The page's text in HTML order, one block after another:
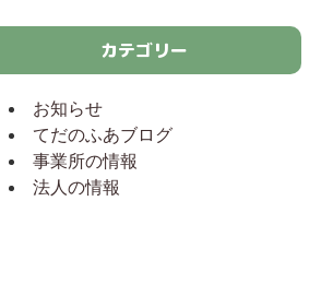
カテゴリー
お知らせ
てだのふあブログ
事業所の情報
法人の情報